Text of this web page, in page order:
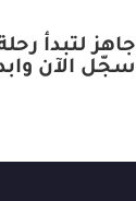
جاهز لتبدأ
سجّل الآن